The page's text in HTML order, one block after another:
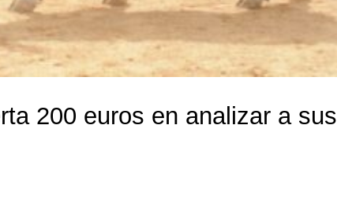
200 euros en analizar a sus